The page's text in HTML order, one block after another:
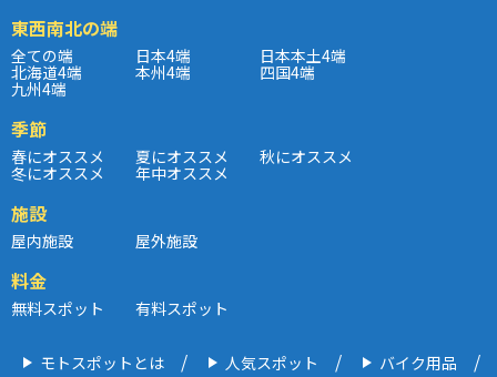
東西南北の端
全ての端 日本4端 日本本土4端
北海道4端 本州4端 四国4端
九州4端
季節
春にオススメ 夏にオススメ 秋にオススメ
冬にオススメ 年中オススメ
施設
屋内施設 屋外施設
料金
無料スポット 有料スポット
モトスポットとは 人気スポット バイク用品